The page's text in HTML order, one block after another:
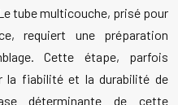
tube multicouche, prisé pour
requiert une préparation
Cette étape, parfois
la fiabilité et la durabilité de
déterminante de cette